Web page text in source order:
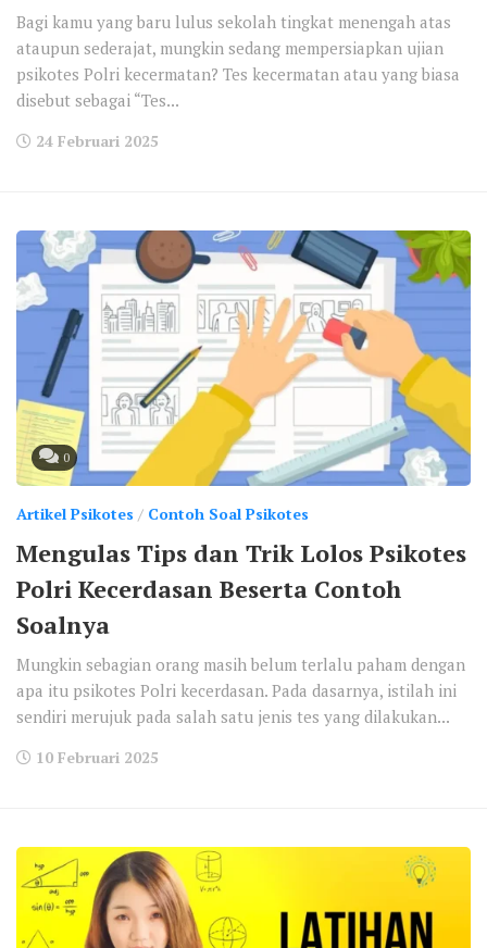
Bagi kamu yang baru lulus sekolah tingkat menengah atas
ataupun sederajat, mungkin sedang mempersiapkan ujian
psikotes Polri kecermatan? Tes kecermatan atau yang biasa
disebut sebagai “Tes...
24 Februari 2025
0
Artikel Psikotes / Contoh Soal Psikotes
Mengulas Tips dan Trik Lolos Psikotes
Polri Kecerdasan Beserta Contoh
Soalnya
Mungkin sebagian orang masih belum terlalu paham dengan
apa itu psikotes Polri kecerdasan. Pada dasarnya, istilah ini
sendiri merujuk pada salah satu jenis tes yang dilakukan...
10 Februari 2025